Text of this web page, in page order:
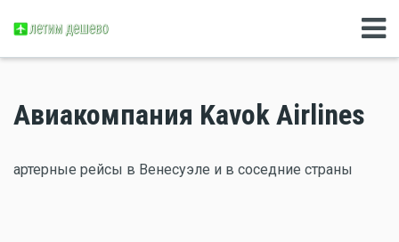
Авиакомпания Kavok Airlines
артерные рейсы в Венесуэле и в соседние страны